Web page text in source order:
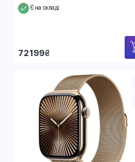
Є на складі
72199₴